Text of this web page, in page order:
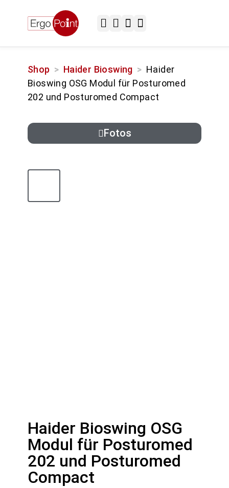
Shop > Haider Bioswing > Haider
Bioswing OSG Modul für Posturomed
202 und Posturomed Compact
Fotos
Haider Bioswing OSG
Modul für Posturomed
202 und Posturomed
Compact